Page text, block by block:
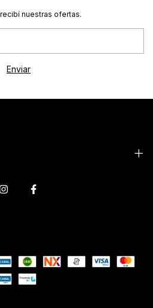
nuestras ofertas.